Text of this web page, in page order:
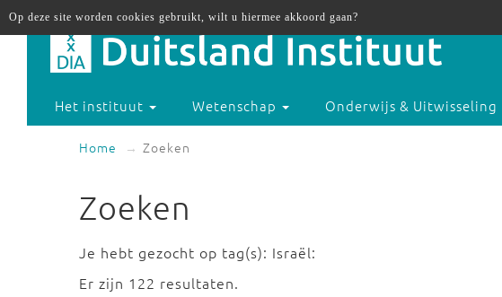
Het instituut Wetenschap Onderwijs & Uitwisseling
Home Zoeken
Zoeken
Je hebt gezocht op tag(s): Israël:
Er zijn 122 resultaten.
Op deze site worden cookies gebruikt, wilt u hiermee akkoord gaan?